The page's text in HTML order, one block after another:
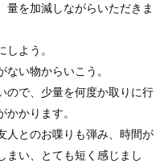
量を加減しながらいただきま
しよう。
い物からいこう。
ので、少量を何度か取りに行
かかります。
人とのお喋りも弾み、時間が
まい、とても短く感じまし